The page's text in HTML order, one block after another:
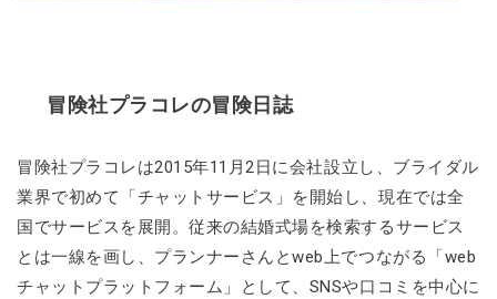
冒険社プラコレの冒険日誌
冒険社プラコレは2015年11月2日に会社設立し、ブライダル
業界で初めて「チャットサービス」を開始し、現在では全
国でサービスを展開。従来の結婚式場を検索するサービス
とは一線を画し、プランナーさんとweb上でつながる「web
チャットプラットフォーム」として、SNSや口コミを中心に